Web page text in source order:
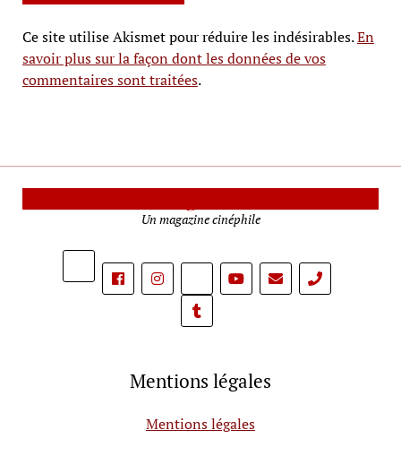
Ce site utilise Akismet pour réduire les indésirables.En
savoir plus sur la façon dont les données de vos
commentaires sont traitées.
Un magazine cinéphile
phone
Mentions légales
Mentions légales